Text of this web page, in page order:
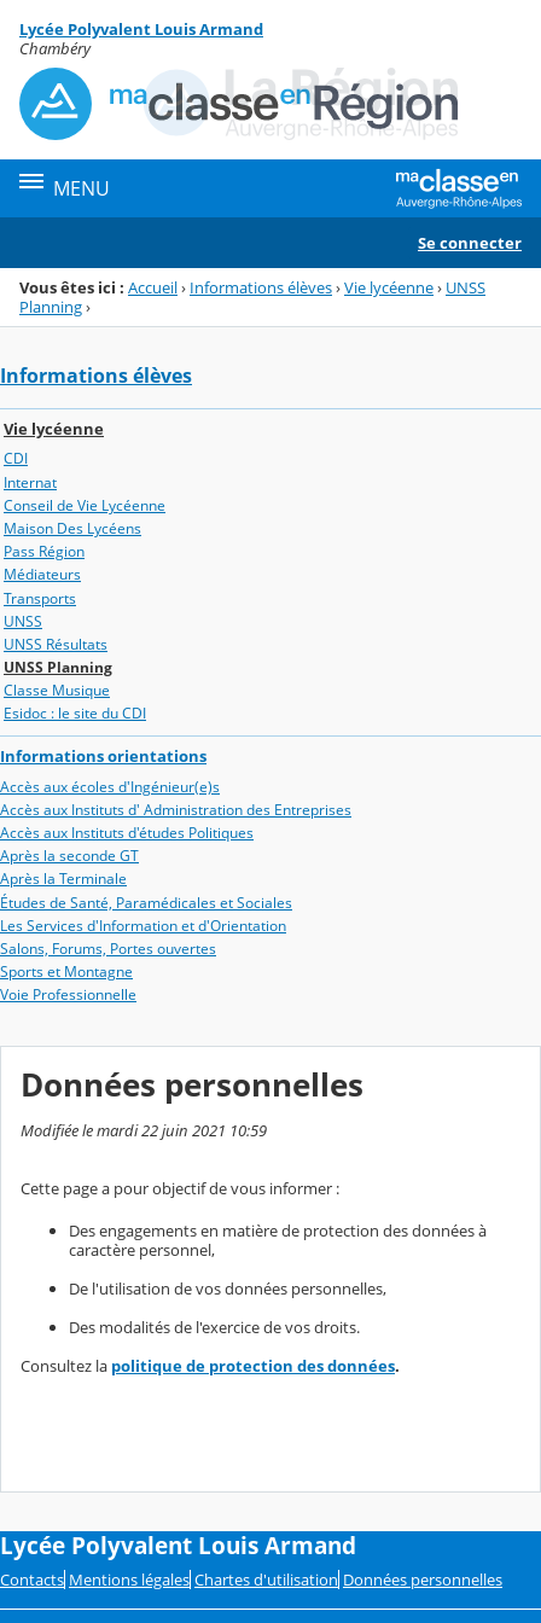
Menu de la rubrique
Contenu
Lycée Polyvalent Louis Armand
Chambéry
MENU
Se connecter
Vous êtes ici : Accueil› Informations élèves›Vie lycéenne› UNSS
Planning›
Informations élèves
Vie lycéenne
CDI
Internat
Conseil de Vie Lycéenne
Maison Des Lycéens
Pass Région
Médiateurs
Transports
UNSS
UNSS Résultats
UNSS Planning
Classe Musique
Esidoc : le site du CDI
Informations orientations
Accès aux écoles d'Ingénieur(e)s
Accès aux Instituts d' Administration des Entreprises
Accès aux Instituts d'études Politiques
Après la seconde GT
Après la Terminale
Études de Santé, Paramédicales et Sociales
Les Services d'Information et d'Orientation
Salons, Forums, Portes ouvertes
Sports et Montagne
Voie Professionnelle
Données personnelles
Modifiée le mardi 22 juin 2021 10:59
Cette page a pour objectif de vous informer :
Des engagements en matière de protection des données à
caractère personnel,
De l'utilisation de vos données personnelles,
Des modalités de l'exercice de vos droits.
Consultez la politique de protection des données.
Lycée Polyvalent Louis Armand
Contacts Mentions légales Chartes d'utilisation Données personnelles